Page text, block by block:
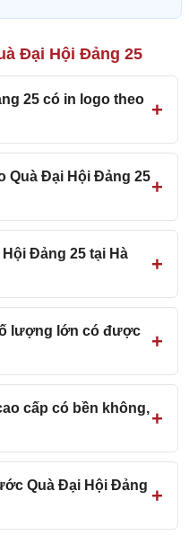
Đại Hội Đảng 25
25 có in logo theo
Quà Đại Hội Đảng 25
Đảng 25 tại Hà
lượng lớn có được
cấp có bền không,
Quà Đại Hội Đảng